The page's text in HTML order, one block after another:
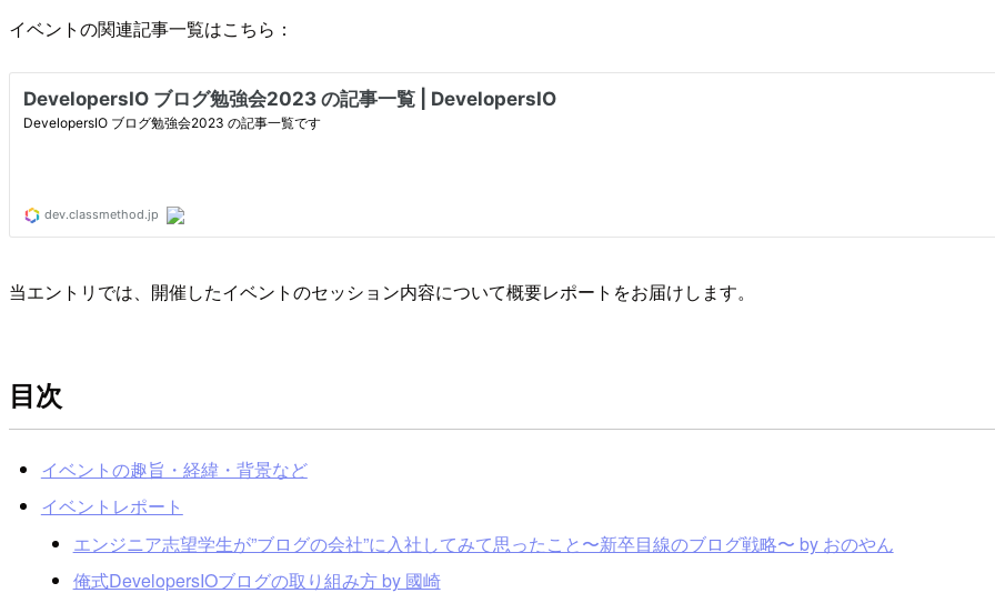
イベントの関連記事一覧はこちら：
当エントリでは、開催したイベントのセッション内容について概要レポートをお届けします。
目次
イベントの趣旨・経緯・背景など
イベントレポート
エンジニア志望学生が”ブログの会社”に入社してみて思ったこと〜新卒目線のブログ戦略〜 by おのやん
俺式DevelopersIOブログの取り組み方 by 國崎